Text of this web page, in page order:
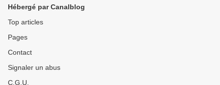
Hébergé par Canalblog
Top articles
Pages
Contact
Signaler un abus
C.G.U.